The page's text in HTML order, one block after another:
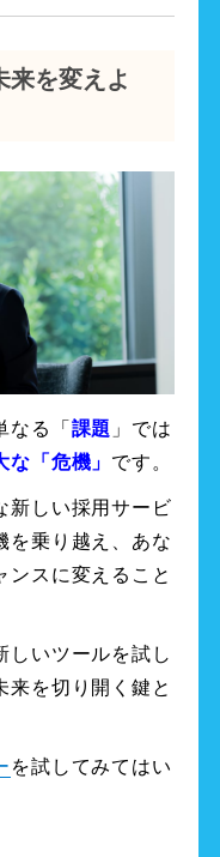
来を変えよ
なる「 課題 」では
「危機」 です。
新しい採用サービ
を乗り越え、あな
ンスに変えること
しいツールを試し
来を切り開く鍵と
を試してみてはい